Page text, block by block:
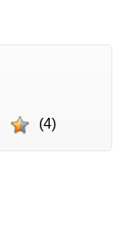
(4)